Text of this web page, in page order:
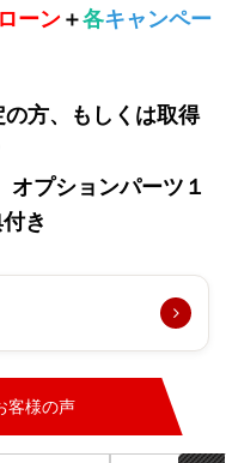
ーン ＋各キャンペー
方、もしくは取得
オプションパーツ１
き
客様の声